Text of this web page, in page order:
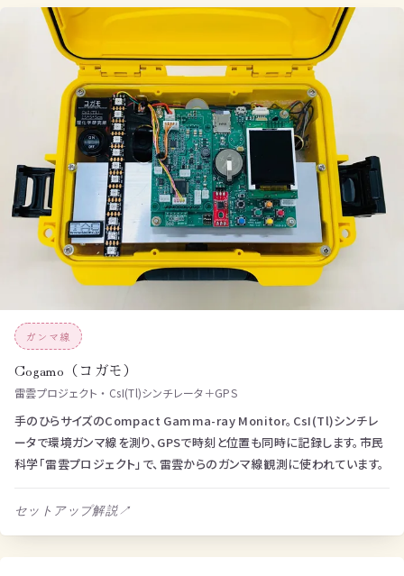
ガンマ線
Cogamo（コガモ）
雷雲プロジェクト ・ CsI(Tl)シンチレータ＋GPS
手のひらサイズのCompact Gamma-ray Monitor。CsI(Tl)シンチレ
ータで環境ガンマ線を測り、GPSで時刻と位置も同時に記録します。市民
科学「雷雲プロジェクト」で、雷雲からのガンマ線観測に使われています。
セットアップ解説↗